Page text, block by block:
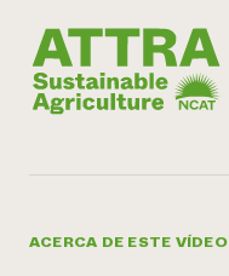
ACERCA DE ESTE VÍDEO